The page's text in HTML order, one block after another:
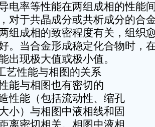
电率等性能在两组成相的性能
对于共晶成分或共析成分的合
组成相的致密程度有关，组织
。当合金形成稳定化合物时，
出现极大值或极小值。
艺性能与相图的关系
能与相图也有密切的
性能（包括流动性、缩孔
小）与相图中液相线和固
离密切相关。相图中液相